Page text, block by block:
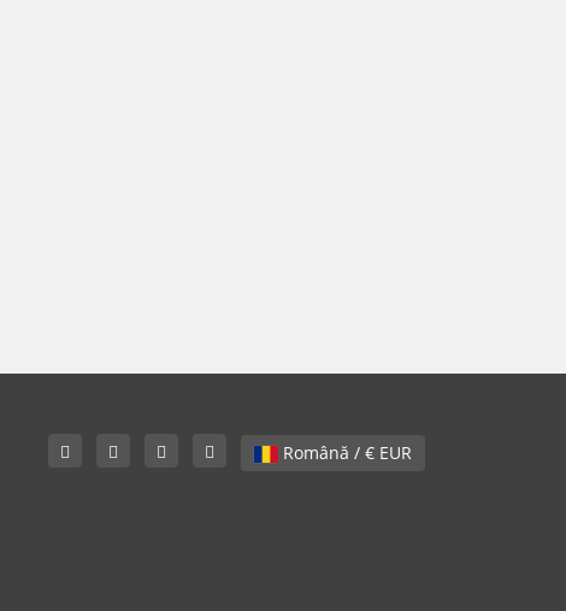
Română / € EUR